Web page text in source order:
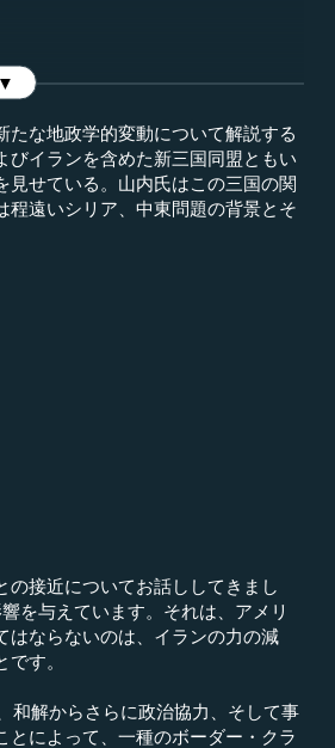
な地政学的変動について解説する
びイランを含めた新三国同盟ともい
見せている。山内氏はこの三国の関
程遠いシリア、中東問題の背景とそ
接近についてお話ししてきまし
を与えています。それは、アメリ
はならないのは、イランの力の減
す。
和解からさらに政治協力、そして事
によって、一種のボーダー・クラ